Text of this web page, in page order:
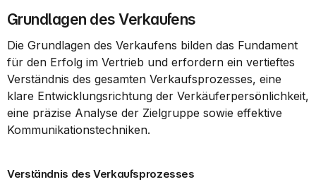
Grundlagen des Verkaufens
Die Grundlagen des Verkaufens bilden das Fundament
für den Erfolg im Vertrieb und erfordern ein vertieftes
Verständnis des gesamten Verkaufsprozesses, eine
klare Entwicklungsrichtung der Verkäuferpersönlichkeit,
eine präzise Analyse der Zielgruppe sowie effektive
Kommunikationstechniken.
Verständnis des Verkaufsprozesses